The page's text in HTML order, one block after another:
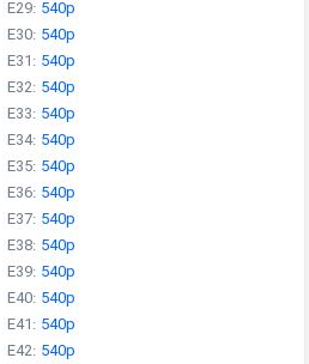
E29: 540p
E30: 540p
E31: 540p
E32: 540p
E33: 540p
E34: 540p
E35: 540p
E36: 540p
E37: 540p
E38: 540p
E39: 540p
E40: 540p
E41: 540p
E42: 540p